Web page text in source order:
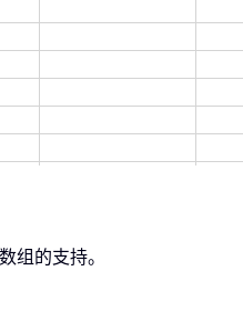
的支持。